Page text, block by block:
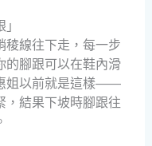
稜線往下走，每一步
的腳跟可以在鞋內滑
姐以前就是這樣——
，結果下坡時腳跟往